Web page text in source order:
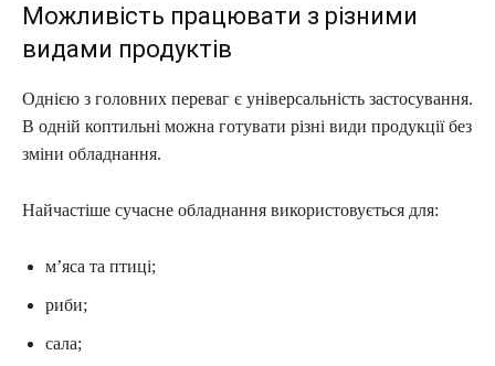
Можливість працювати з різними
видами продуктів
Однією з головних переваг є універсальність застосування.
В одній коптильні можна готувати різні види продукції без
зміни обладнання.
Найчастіше сучасне обладнання використовується для:
м’яса та птиці;
риби;
сала;